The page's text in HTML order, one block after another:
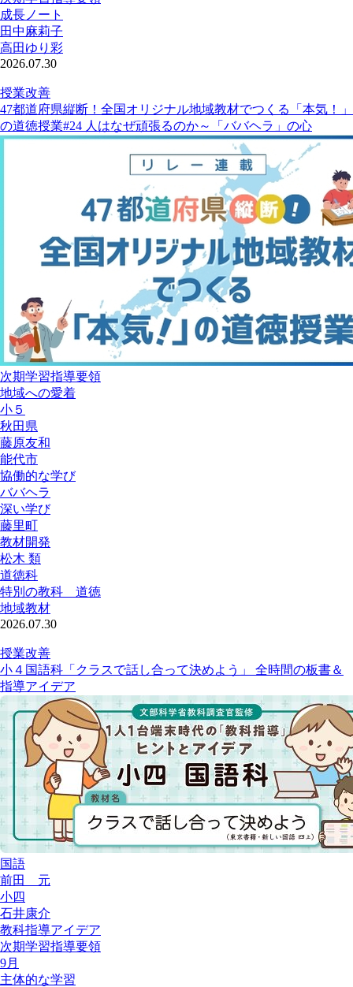
成長ノート
田中麻莉子
高田ゆり彩
2026.07.30
授業改善
47都道府県縦断！全国オリジナル地域教材でつくる「本気！」
の道徳授業#24 人はなぜ頑張るのか～「ババヘラ」の心
次期学習指導要領
地域への愛着
小５
秋田県
藤原友和
能代市
協働的な学び
ババヘラ
深い学び
藤里町
教材開発
松木 類
道徳科
特別の教科 道徳
地域教材
2026.07.30
授業改善
小４国語科「クラスで話し合って決めよう」 全時間の板書＆
指導アイデア
国語
前田 元
小四
石井康介
教科指導アイデア
次期学習指導要領
9月
主体的な学習